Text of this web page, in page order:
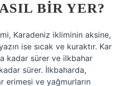
BIR YER?
Karadeniz ikliminin aksine,
ise sıcak ve kuraktır. Kar
kadar sürer ve ilkbahar
sürer. İlkbaharda,
erimesi ve yağmurların